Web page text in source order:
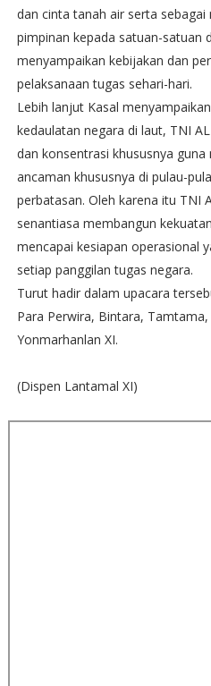
dan cinta tanah air serta
pimpinan kepada satuan-satuan
menyampaikan kebijakan dan
pelaksanaan tugas sehari-hari.
Lebih lanjut Kasal
kedaulatan negara di laut, TNI
dan konsentrasi khususnya
ancaman khususnya di pulau-
perbatasan. Oleh karena itu TNI
senantiasa membangun
mencapai kesiapan operasional
setiap panggilan tugas negara.
Turut hadir dalam upacara
Para Perwira, Bintara,
Yonmarhanlan XI.
(Dispen Lantamal XI)